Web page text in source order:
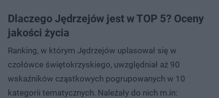
Dlaczego Jędrzejów jest w TOP 5? Oceny
jakości życia
Ranking, w którym Jędrzejów uplasował się w
czołówce świętokrzyskiego, uwzględniał aż 90
wskaźników cząstkowych pogrupowanych w 10
kategorii tematycznych. Należały do nich m.in: